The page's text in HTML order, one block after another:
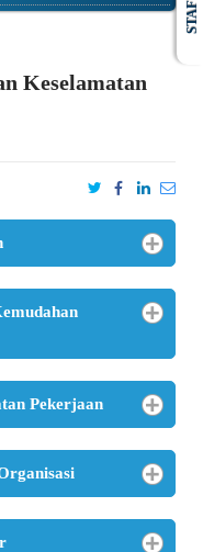
Keselamatan
Pekerjaan
STAF